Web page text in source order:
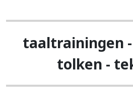
taaltrainingen
tolken -